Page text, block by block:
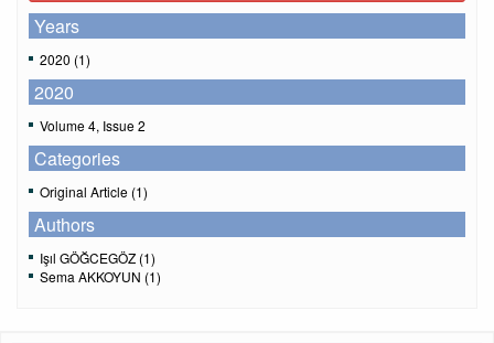
Years
2020 (1)
2020
Volume 4, Issue 2
Categories
Original Article (1)
Authors
Işıl GÖĞCEGÖZ (1)
Sema AKKOYUN (1)